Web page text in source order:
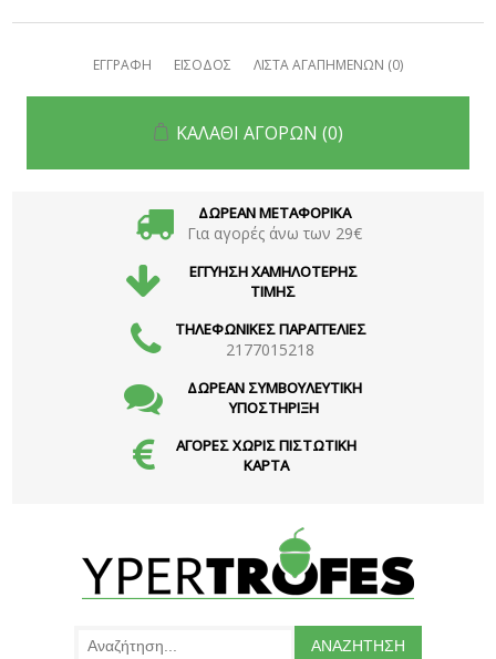
ΕΓΓΡΑΦΗ ΕΙΣΟΔΟΣ ΛΙΣΤΑ ΑΓΑΠΗΜΕΝΩΝ (0)
ΚΑΛΑΘΙ ΑΓΟΡΩΝ (0)
ΔΩΡΕΑΝ ΜΕΤΑΦΟΡΙΚΑ
Για αγορές άνω των 29€
ΕΓΓΥΗΣΗ ΧΑΜΗΛΟΤΕΡΗΣ
ΤΙΜΗΣ
ΤΗΛΕΦΩΝΙΚΕΣ ΠΑΡΑΓΓΕΛΙΕΣ
2177015218
ΔΩΡΕΑΝ ΣΥΜΒΟΥΛΕΥΤΙΚΗ
ΥΠΟΣΤΗΡΙΞΗ
ΑΓΟΡΕΣ ΧΩΡΙΣ ΠΙΣΤΩΤΙΚΗ
ΚΑΡΤΑ